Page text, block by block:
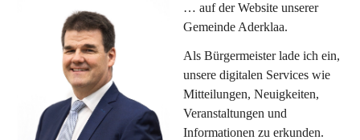
… auf der Website unserer
Gemeinde Aderklaa.
Als Bürgermeister lade ich ein,
unsere digitalen Services wie
Mitteilungen, Neuigkeiten,
Veranstaltungen und
Informationen zu erkunden.